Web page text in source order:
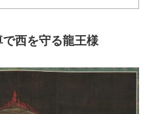
西を守る龍王様